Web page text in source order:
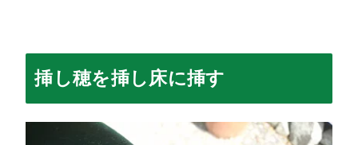
挿し穂を挿し床に挿す